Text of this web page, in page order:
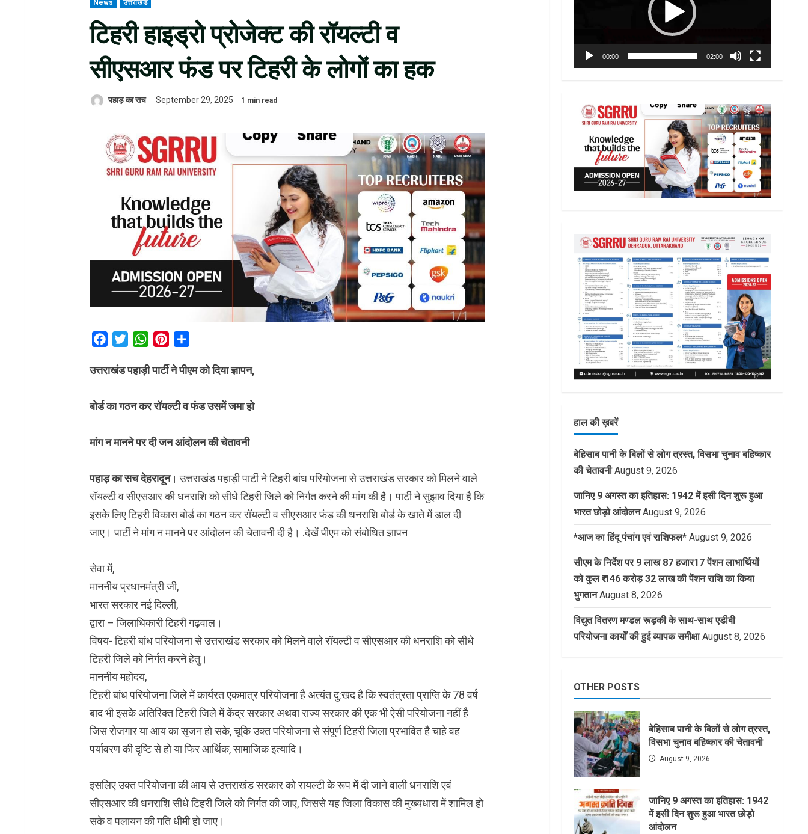
News उत्तराखंड
टिहरी हाइड्रो प्रोजेक्ट की रॉयल्टी व
सीएसआर फंड पर टिहरी के लोगों का हक
पहाड़ का सच September 29, 2025 1 min read
Facebook
TwitterWhatsAppPinterest
उत्तराखंड पहाड़ी पार्टी ने पीएम को दिया ज्ञापन,
बोर्ड का गठन कर रॉयल्टी व फंड उसमें जमा हो
मांग न मानने पर दी जन आंदोलन की चेतावनी
पहाड़ का सच देहरादून। उत्तराखंड पहाड़ी पार्टी ने टिहरी बांध परियोजना से उत्तराखंड सरकार को मिलने वाले
रॉयल्टी व सीएसआर की धनराशि को सीधे टिहरी जिले को निर्गत करने की मांग की है। पार्टी ने सुझाव दिया है कि
इसके लिए टिहरी विकास बोर्ड का गठन कर रॉयल्टी व सीएसआर फंड की धनराशि बोर्ड के खाते में डाल दी
जाए। पार्टी ने मांग न मानने पर आंदोलन की चेतावनी दी है। .देखें पीएम को संबोधित ज्ञापन
सेवा में,
माननीय प्रधानमंत्री जी,
भारत सरकार नई दिल्ली,
द्वारा – जिलाधिकारी टिहरी गढ़वाल।
विषय- टिहरी बांध परियोजना से उत्तराखंड सरकार को मिलने वाले रॉयल्टी व सीएसआर की धनराशि को सीधे
टिहरी जिले को निर्गत करने हेतु।
माननीय महोदय,
टिहरी बांध परियोजना जिले में कार्यरत एकमात्र परियोजना है अत्यंत दु:खद है कि स्वतंत्रता प्राप्ति के 78 वर्ष
बाद भी इसके अतिरिक्त टिहरी जिले में केंद्र सरकार अथवा राज्य सरकार की एक भी ऐसी परियोजना नहीं है
जिस रोजगार या आय का सृजन हो सके, चूकि उक्त परियोजना से संपूर्ण टिहरी जिला प्रभावित है चाहे वह
पर्यावरण की दृष्टि से हो या फिर आर्थिक, सामाजिक इत्यादि।
इसलिए उक्त परियोजना की आय से उत्तराखंड सरकार को रायल्टी के रूप में दी जाने वाली धनराशि एवं
सीएसआर की धनराशि सीधे टिहरी जिले को निर्गत की जाए, जिससे यह जिला विकास की मुख्यधारा में शामिल हो
सके व पलायन की गति धीमी हो जाए।
00:00 02:00
हाल की ख़बरें
बेहिसाब पानी के बिलों से लोग त्रस्त, विसभा चुनाव बहिष्कार
की चेतावनी August 9, 2026
जानिए 9 अगस्त का इतिहास: 1942 में इसी दिन शुरू हुआ
भारत छोड़ो आंदोलन August 9, 2026
*आज का हिंदू पंचांग एवं राशिफल* August 9, 2026
सीएम के निर्देश पर 9 लाख 87 हजार17 पेंशन लाभार्थियों
को कुल ₹ 146 करोड़ 32 लाख की पेंशन राशि का किया
भुगतान August 8, 2026
विद्युत वितरण मण्डल रूड़की के साथ-साथ एडीबी
परियोजना कार्यों की हुई व्यापक समीक्षा August 8, 2026
OTHER POSTS
बेहिसाब पानी के बिलों से लोग त्रस्त,
विसभा चुनाव बहिष्कार की चेतावनी
August 9, 2026
जानिए 9 अगस्त का इतिहास: 1942
में इसी दिन शुरू हुआ भारत छोड़ो
आंदोलन